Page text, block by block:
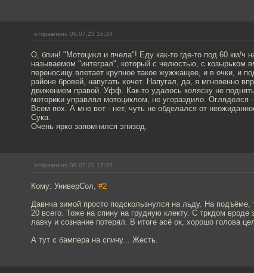
отправлено 09.07.23 16:34
О, блин! "Мотоцикл и пчела"! Еду как-то где-то под 60 км/ч
называемом "интеграл", который с челюстью, с козырьком
переносицу влетает крупное такое жужжащее, и в очки, и
районе бровей, напугать хочет. Напугал, да, я мгновенно
движением правой. Уфф. Как-то удалось коляску не
моторики управлял мотоциклом, не угораздило. Огляделся
Всем пох. А мне вот - нет, чуть не обделался от
Сука.
Очень ярко запомнился эпизод.
отправлено 09.07.23 17:32
Кому: УниверСол, #2
Давнча зимой просто подскользнулся на льду. На
20 всего. Тоже на спину на грудную клекту. С тркдом
лавку и сознание потерял. В итоге асё ок, хорошо голова
А тут с бампера на спину... Жесть.